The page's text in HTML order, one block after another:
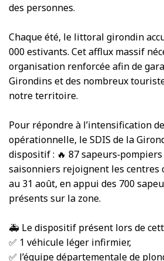
des personnes.
Chaque été, le littoral girondin
000 estivants. Cet afflux massif
organisation renforcée afin de
Girondins et des nombreux
notre territoire.
Pour répondre à l’intensification
opérationnelle, le SDIS de la
dispositif : 🔥 87
saisonniers rejoignent les centres
au 31 août, en appui des 700
présents sur la zone.
🚑 Le dispositif présent lors de
✅ 1 véhicule léger infirmier,
✅ l’équipe départementale de